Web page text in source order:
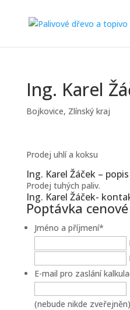
Ing. Karel
Bojkovice, Zlínský kraj
Prodej uhlí a koksu
Ing. Karel Žáček – popis
Prodej tuhých paliv.
Ing. Karel Žáček-
Poptávka
Jméno a příjmení*
E-mail pro zaslání
(nebude nikde zveřejněn)